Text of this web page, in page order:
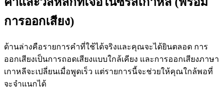
การออกเสียง)
ด้านล่างคือรายการคำที่ใช้ได้จริงและคุณจะได้ยินตลอด การ
ออกเสียงเป็นการถอดเสียงแบบใกล้เคียง และการออกเสียงภาษา
เกาหลีจะเปลี่ยนเมื่อพูดเร็ว แต่รายการนี้จะช่วยให้คุณใกล้พอที่
จะจำแนกได้